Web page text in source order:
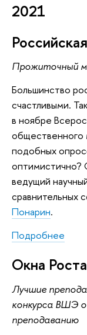
2021
Прожиточный
Большинство
счастливыми.
в ноябре
общественного
подобных
оптимистично?
ведущий
сравнительных
Понарин.
Подробнее
Окна
Лучшие
конкурса ВШЭ
преподаванию